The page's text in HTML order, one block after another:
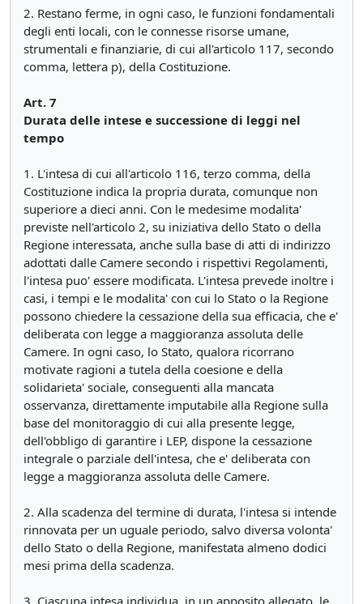
2. Restano ferme, in ogni caso, le funzioni fondamentali
degli enti locali, con le connesse risorse umane,
strumentali e finanziarie, di cui all'articolo 117, secondo
comma, lettera p), della Costituzione.
Art. 7
Durata delle intese e successione di leggi nel
tempo
1. L'intesa di cui all'articolo 116, terzo comma, della
Costituzione indica la propria durata, comunque non
superiore a dieci anni. Con le medesime modalita'
previste nell'articolo 2, su iniziativa dello Stato o della
Regione interessata, anche sulla base di atti di indirizzo
adottati dalle Camere secondo i rispettivi Regolamenti,
l'intesa puo' essere modificata. L'intesa prevede inoltre i
casi, i tempi e le modalita' con cui lo Stato o la Regione
possono chiedere la cessazione della sua efficacia, che e'
deliberata con legge a maggioranza assoluta delle
Camere. In ogni caso, lo Stato, qualora ricorrano
motivate ragioni a tutela della coesione e della
solidarieta' sociale, conseguenti alla mancata
osservanza, direttamente imputabile alla Regione sulla
base del monitoraggio di cui alla presente legge,
dell'obbligo di garantire i LEP, dispone la cessazione
integrale o parziale dell'intesa, che e' deliberata con
legge a maggioranza assoluta delle Camere.
2. Alla scadenza del termine di durata, l'intesa si intende
rinnovata per un uguale periodo, salvo diversa volonta'
dello Stato o della Regione, manifestata almeno dodici
mesi prima della scadenza.
3. Ciascuna intesa individua, in un apposito allegato, le